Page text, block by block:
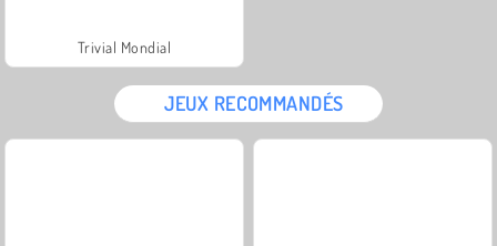
Trivial Mondial
JEUX RECOMMANDÉS